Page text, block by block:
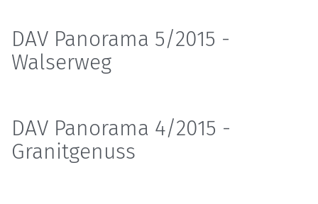
DAV Panorama 5/2015 -
Walserweg
DAV Panorama 4/2015 -
Granitgenuss